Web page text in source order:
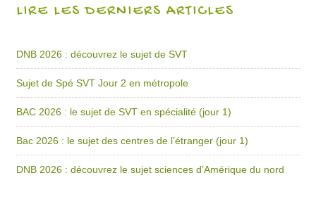
LIRE LES DERNIERS ARTICLES
DNB 2026 : découvrez le sujet de SVT
Sujet de Spé SVT Jour 2 en métropole
BAC 2026 : le sujet de SVT en spécialité (jour 1)
Bac 2026 : le sujet des centres de l’étranger (jour 1)
DNB 2026 : découvrez le sujet sciences d’Amérique du nord